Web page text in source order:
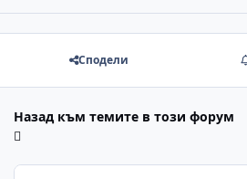
Сподели
Назад към темите в този форум